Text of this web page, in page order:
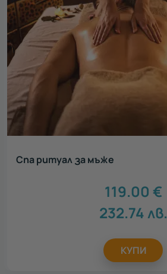
Спа ритуал за мъже
119.00 €
232.74лв.
КУПИ